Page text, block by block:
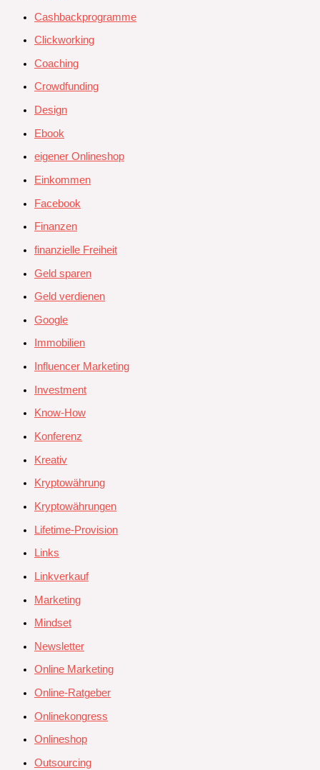
Cashbackprogramme
Clickworking
Coaching
Crowdfunding
Design
Ebook
eigener Onlineshop
Einkommen
Facebook
Finanzen
finanzielle Freiheit
Geld sparen
Geld verdienen
Google
Immobilien
Influencer Marketing
Investment
Know-How
Konferenz
Kreativ
Kryptowährung
Kryptowährungen
Lifetime-Provision
Links
Linkverkauf
Marketing
Mindset
Newsletter
Online Marketing
Online-Ratgeber
Onlinekongress
Onlineshop
Outsourcing